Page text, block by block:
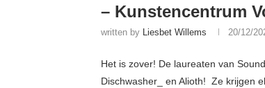
– Kunstencentrum
written by Liesbet Willems 20/12/
Het is zover! De laureaten van
Dischwasher_ en Alioth! Ze krijgen